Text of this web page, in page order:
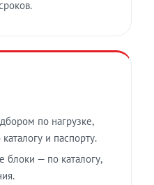
по нагрузке,
и паспорту.
блоки — по каталогу,